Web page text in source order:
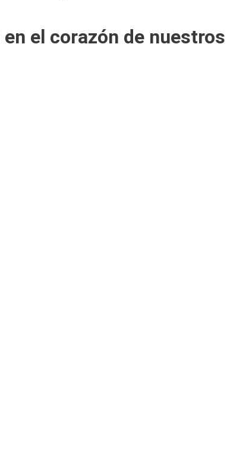
el corazón de nuestros